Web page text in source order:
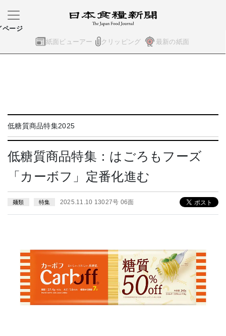
紙面ビューアー クリッピング 最新の紙面
ページ
低糖質商品特集2025
低糖質商品特集：はごろもフーズ
「カーボフ」定番化進む
麺類 特集 2025.11.10 13027号 06面